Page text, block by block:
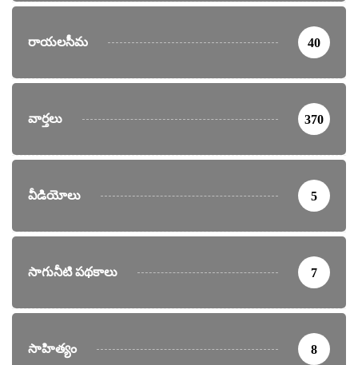
రాయలసీమ 40
వార్తలు 370
వీడియోలు 5
సాగునీటి పథకాలు 7
సాహిత్యం 8